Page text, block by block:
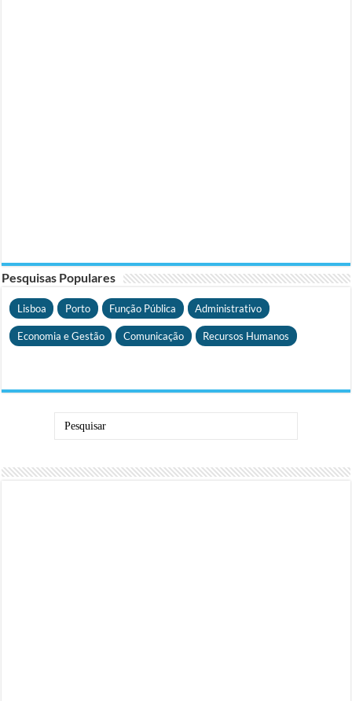
Pesquisas Populares
Lisboa Porto Função Pública Administrativo
Economia e Gestão Comunicação Recursos Humanos